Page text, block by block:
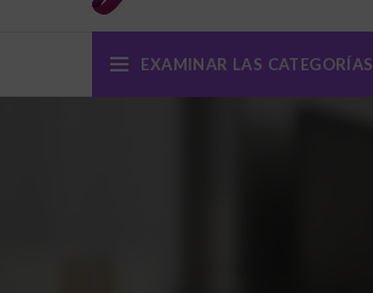
EXAMINAR LAS CATEGORÍAS